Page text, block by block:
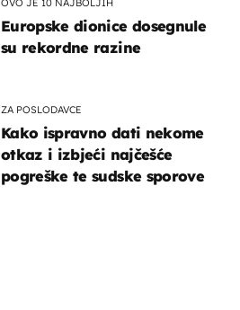
Europske dionice dosegnule
su rekordne razine
ZA POSLODAVCE
Kako ispravno dati nekome
otkaz i izbjeći najčešće
pogreške te sudske sporove